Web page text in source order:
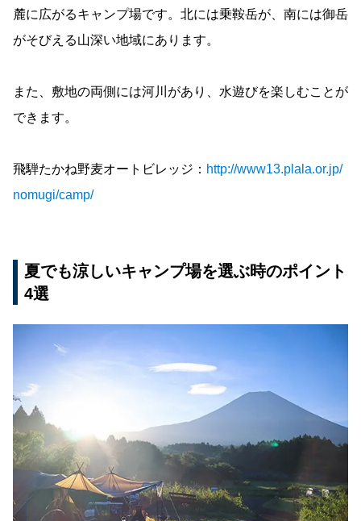
麓に広がるキャンプ場です。北には乗鞍岳が、南には御岳
がそびえる山深い地域にあります。
また、敷地の両側には河川があり、水遊びを楽しむことが
できます。
飛騨たかね野麦オートビレッジ： http://www13.plala.or.jp/
nomugi/camp/
夏でも涼しいキャンプ場を選ぶ時のポイント
4選